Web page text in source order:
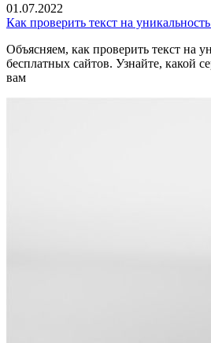
01.07.2022
Как проверить текст на
Объясняем, как проверить текст на
бесплатных сайтов. Узнайте, какой
вам